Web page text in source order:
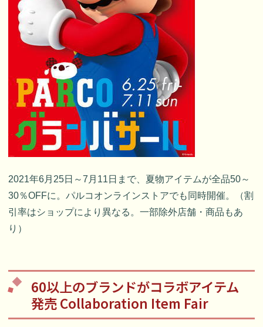
2021年6月25日～7月11日まで、夏物アイテムが全品50～
30％OFFに。パルコオンラインストアでも同時開催。（割
引率はショップにより異なる。一部除外店舗・商品もあ
り）
60以上のブランドがコラボアイテム
発売 Collaboration Item Fair